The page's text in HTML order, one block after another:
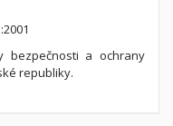
bezpečnosti a ochrany
republiky.